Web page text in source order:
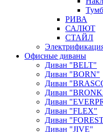
РИВА
САЛЮТ
СТАЙЛ
Офисные диваны
Диван "BELT"
Диван "BORN"
Диван
Диван
Диван
Диван "FLEX"
Диван
Диван "JIVE"